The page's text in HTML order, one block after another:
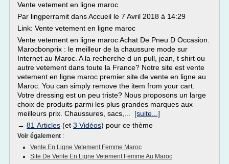
Vente vetement en ligne maroc
Par lingperramit dans Accueil le 7 Avril 2018 à 14:29
Link: Vente vetement en ligne maroc
Vente vetement en ligne maroc Achat De Pneu D Occasion.
Marocbonprix : le meilleur de la chaussure mode sur
Internet au Maroc. A la recherche d un pull, jean, t shirt ou
autre vetement dans toute la France? Notre site est vente
vetement en ligne maroc premier site de vente en ligne au
Maroc. You can simply remove the item from your cart.
Votre dressing est un peu triste? Nous proposons un large
choix de produits parmi les plus grandes marques aux
meilleurs prix. Chaussures, sacs,... [suite...]
→ 81 Articles (et 3 Vidéos) pour ce thème
Voir également :
Vente En Ligne Vetement Femme Maroc
Site De Vente En Ligne Vetement Femme Au Maroc